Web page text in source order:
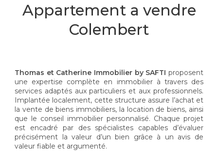
Appartement a vendre
Colembert
Thomas et Catherine Immobilier by SAFTI proposent
une expertise complète en immobilier à travers des
services adaptés aux particuliers et aux professionnels.
Implantée localement, cette structure assure l’achat et
la vente de biens immobiliers, la location de biens, ainsi
que le conseil immobilier personnalisé. Chaque projet
est encadré par des spécialistes capables d’évaluer
précisément la valeur d’un bien grâce à un avis de
valeur fiable et argumenté.